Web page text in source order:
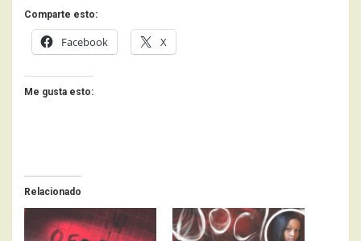
Comparte esto:
Facebook X
Me gusta esto:
Relacionado